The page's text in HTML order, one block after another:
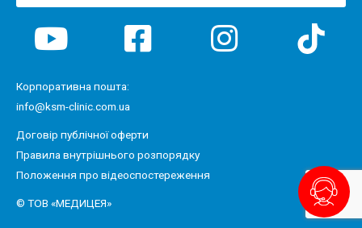
Корпоративна пошта:
info@ksm-clinic.com.ua
Договір публічної оферти
Правила внутрішнього розпорядку
Положення про відеоспостереження
© ТОВ «МЕДИЦЕЯ»